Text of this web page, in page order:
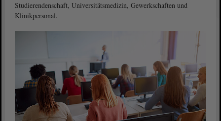
Studierendenschaft, Universitätsmedizin, Gewerkschaften und
Klinikpersonal.